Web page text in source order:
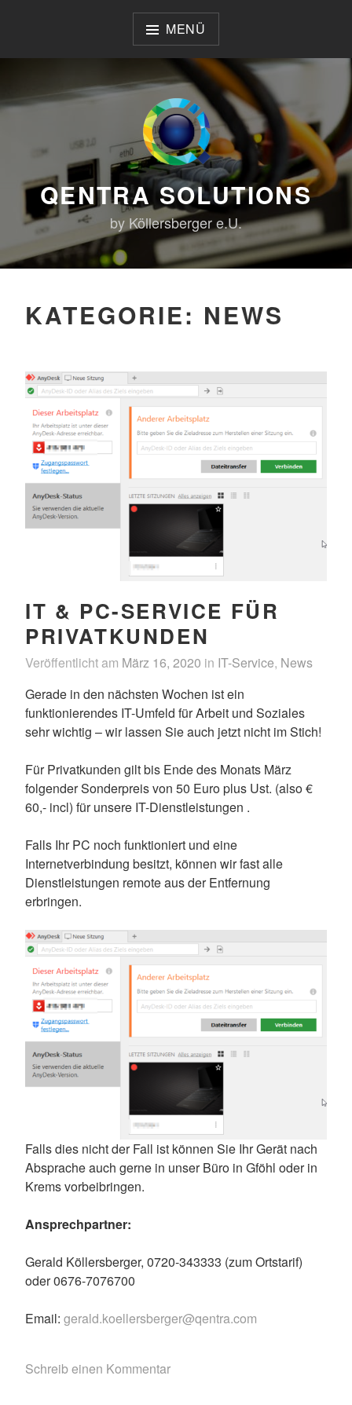
MENÜ
QENTRA SOLUTIONS
by Köllersberger e.U.
KATEGORIE: NEWS
IT & PC-SERVICE FÜR
PRIVATKUNDEN
Veröffentlicht am März 16, 2020 in IT-Service, News
Gerade in den nächsten Wochen ist ein
funktionierendes IT-Umfeld für Arbeit und Soziales
sehr wichtig – wir lassen Sie auch jetzt nicht im Stich!
Für Privatkunden gilt bis Ende des Monats März
folgender Sonderpreis von 50 Euro plus Ust. (also €
60,- incl) für unsere IT-Dienstleistungen .
Falls Ihr PC noch funktioniert und eine
Internetverbindung besitzt, können wir fast alle
Dienstleistungen remote aus der Entfernung
erbringen.
Falls dies nicht der Fall ist können Sie Ihr Gerät nach
Absprache auch gerne in unser Büro in Gföhl oder in
Krems vorbeibringen.
Ansprechpartner:
Gerald Köllersberger, 0720-343333 (zum Ortstarif)
oder 0676-7076700
Email: gerald.koellersberger@qentra.com
Schreib einen Kommentar